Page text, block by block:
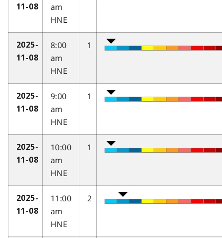
11-08
am
HNE
2025-
11-08
8:00
am
HNE
1
2025-
11-08
9:00
am
HNE
1
2025-
11-08
10:00
am
HNE
1
2025-
11-08
11:00
am
HNE
2